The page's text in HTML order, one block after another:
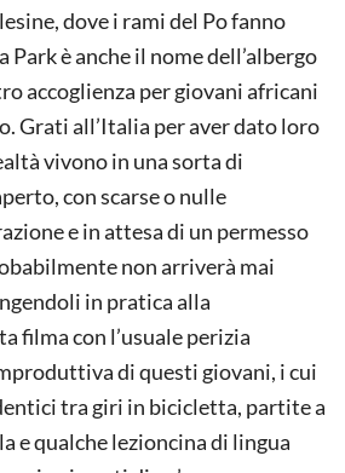
dove i rami del Po fanno
Park è anche il nome dell’albergo
accoglienza per giovani africani
Grati all’Italia per aver dato loro
vivono in una sorta di
con scarse o nulle
e in attesa di un permesso
non arriverà mai
in pratica alla
filma con l’usuale perizia
di questi giovani, i cui
tra giri in bicicletta, partite a
e qualche lezioncina di lingua